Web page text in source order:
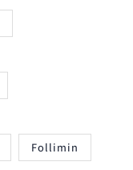
Follimin